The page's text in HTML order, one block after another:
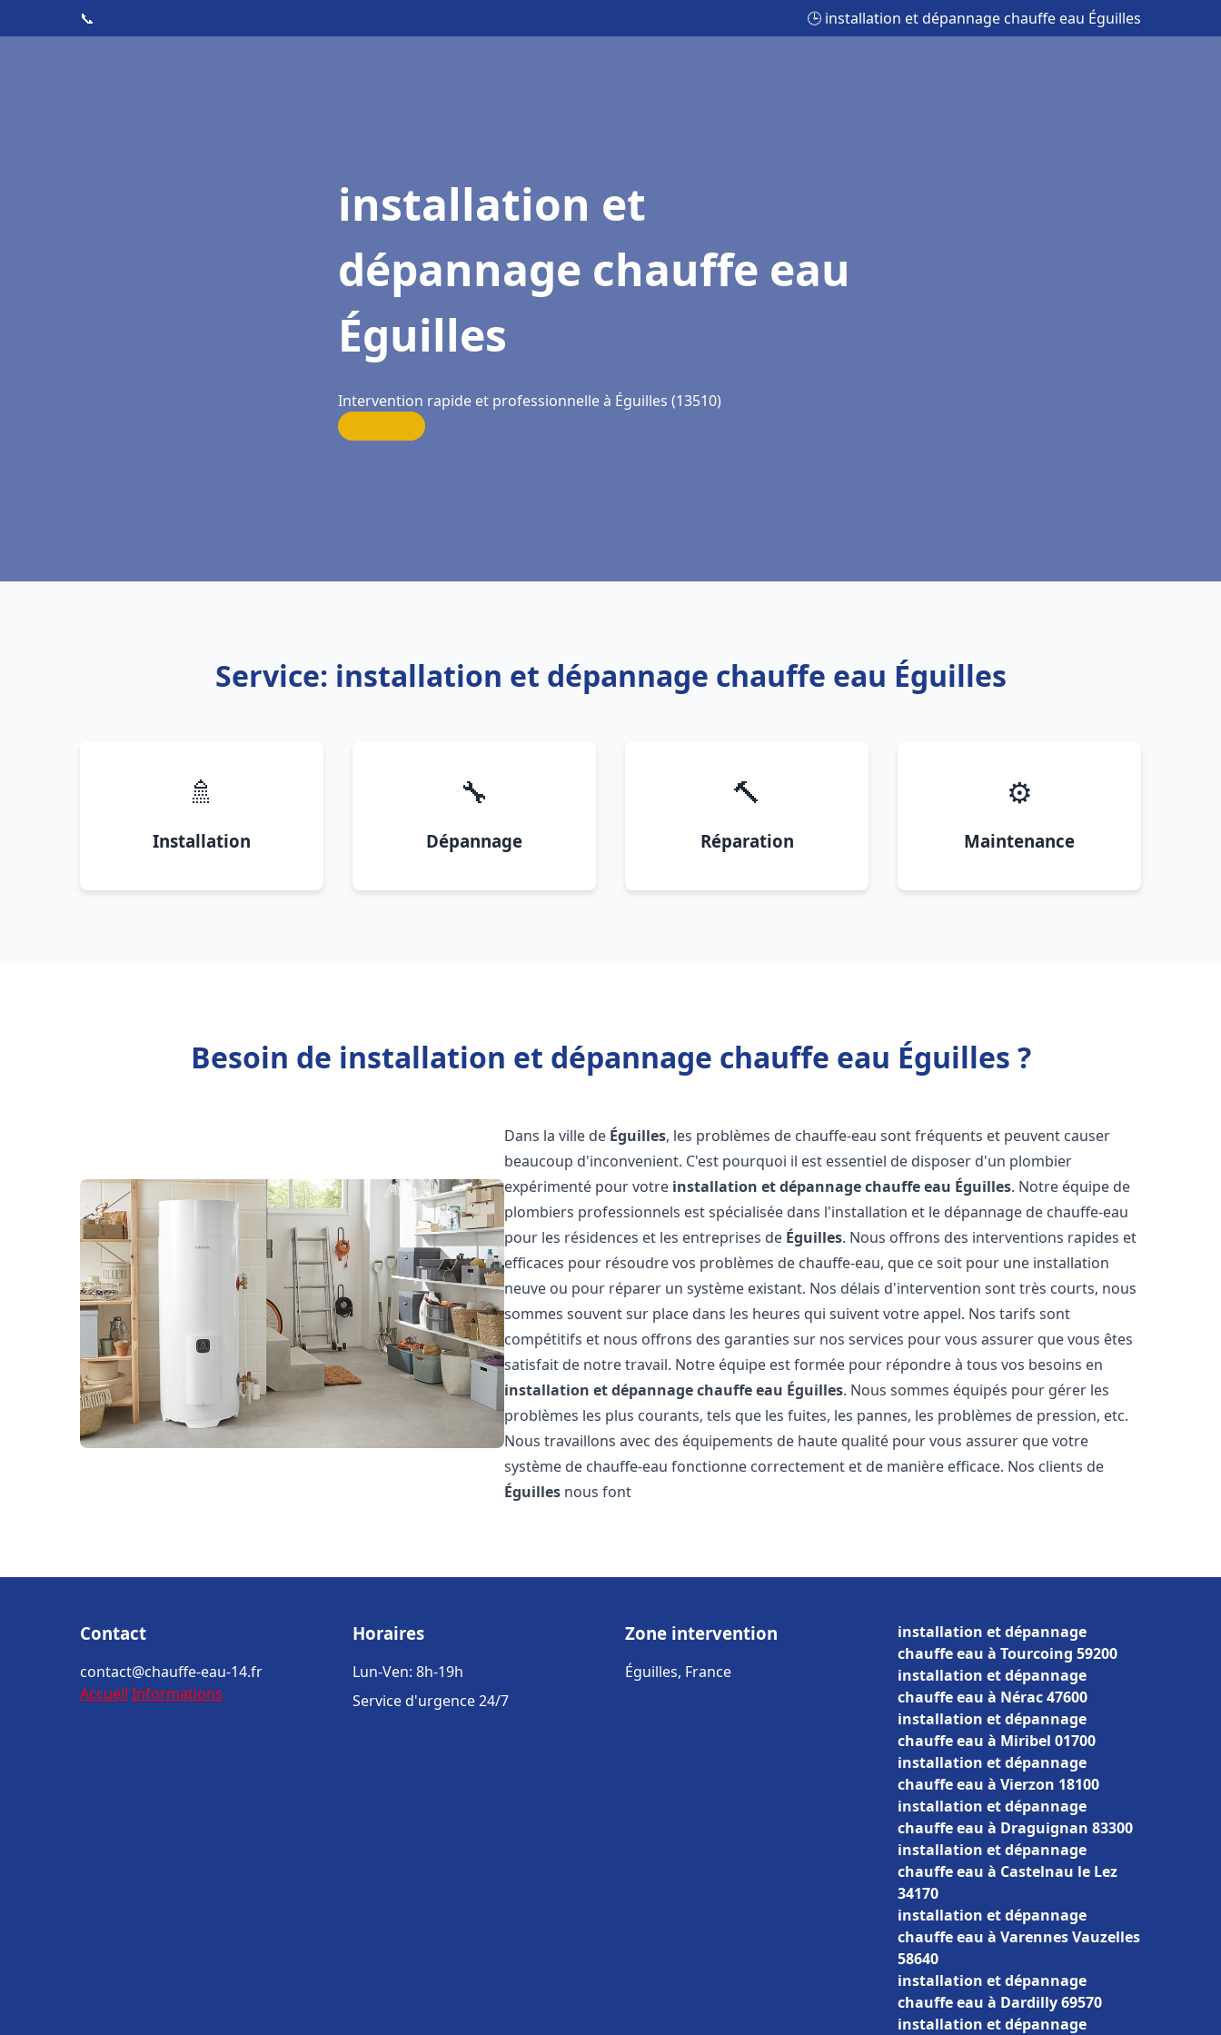
📞 🕒 installation et dépannage chauffe eau Éguilles
installation et
dépannage chauffe eau
Éguilles
Intervention rapide et professionnelle à Éguilles (13510)
Service: installation et dépannage chauffe eau Éguilles
🚿
Installation
🔧
Dépannage
🔨
Réparation
⚙️
Maintenance
Besoin de installation et dépannage chauffe eau Éguilles ?
Dans la ville de Éguilles, les problèmes de chauffe-eau sont fréquents et peuvent causer
beaucoup d'inconvenient. C'est pourquoi il est essentiel de disposer d'un plombier
expérimenté pour votre installation et dépannage chauffe eau Éguilles. Notre équipe de
plombiers professionnels est spécialisée dans l'installation et le dépannage de chauffe-eau
pour les résidences et les entreprises de Éguilles. Nous offrons des interventions rapides et
efficaces pour résoudre vos problèmes de chauffe-eau, que ce soit pour une installation
neuve ou pour réparer un système existant. Nos délais d'intervention sont très courts, nous
sommes souvent sur place dans les heures qui suivent votre appel. Nos tarifs sont
compétitifs et nous offrons des garanties sur nos services pour vous assurer que vous êtes
satisfait de notre travail. Notre équipe est formée pour répondre à tous vos besoins en
installation et dépannage chauffe eau Éguilles. Nous sommes équipés pour gérer les
problèmes les plus courants, tels que les fuites, les pannes, les problèmes de pression, etc.
Nous travaillons avec des équipements de haute qualité pour vous assurer que votre
système de chauffe-eau fonctionne correctement et de manière efficace. Nos clients de
Éguilles nous font
Contact
contact@chauffe-eau-14.fr
Accueil Informations
Horaires
Lun-Ven: 8h-19h
Service d'urgence 24/7
Zone intervention
Éguilles, France
installation et dépannage
chauffe eau à Tourcoing 59200
installation et dépannage
chauffe eau à Nérac 47600
installation et dépannage
chauffe eau à Miribel 01700
installation et dépannage
chauffe eau à Vierzon 18100
installation et dépannage
chauffe eau à Draguignan 83300
installation et dépannage
chauffe eau à Castelnau le Lez
34170
installation et dépannage
chauffe eau à Varennes Vauzelles
58640
installation et dépannage
chauffe eau à Dardilly 69570
installation et dépannage